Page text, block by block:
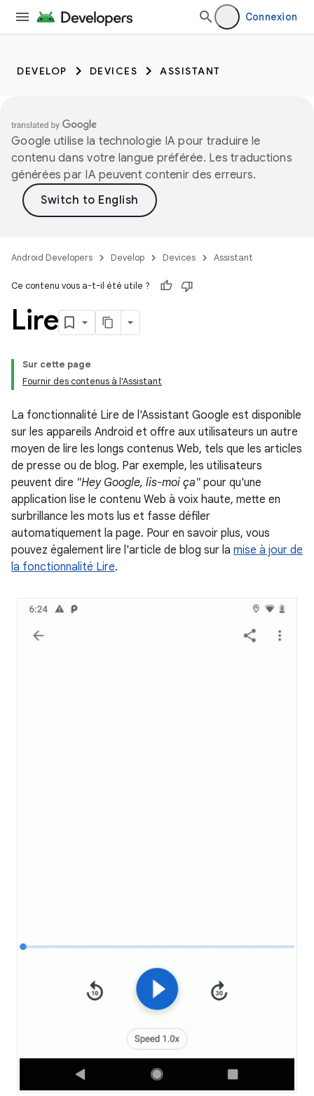
Connexion
DEVELOP DEVICES ASSISTANT
Google utilise la technologie IA pour traduire le
contenu dans votre langue préférée. Les traductions
générées par IA peuvent contenir des erreurs.
Android Developers Develop Devices Assistant
Ce contenu vous a-t-il été utile ?
Lire
Sur cette page
Fournir des contenus à l'Assistant
La fonctionnalité Lire de l'Assistant Google est disponible
sur les appareils Android et offre aux utilisateurs un autre
moyen de lire les longs contenus Web, tels que les articles
de presse ou de blog. Par exemple, les utilisateurs
peuvent dire "Hey Google, lis-moi ça" pour qu'une
application lise le contenu Web à voix haute, mette en
surbrillance les mots lus et fasse défiler
automatiquement la page. Pour en savoir plus, vous
pouvez également lire l'article de blog sur la mise à jour de
la fonctionnalité Lire.